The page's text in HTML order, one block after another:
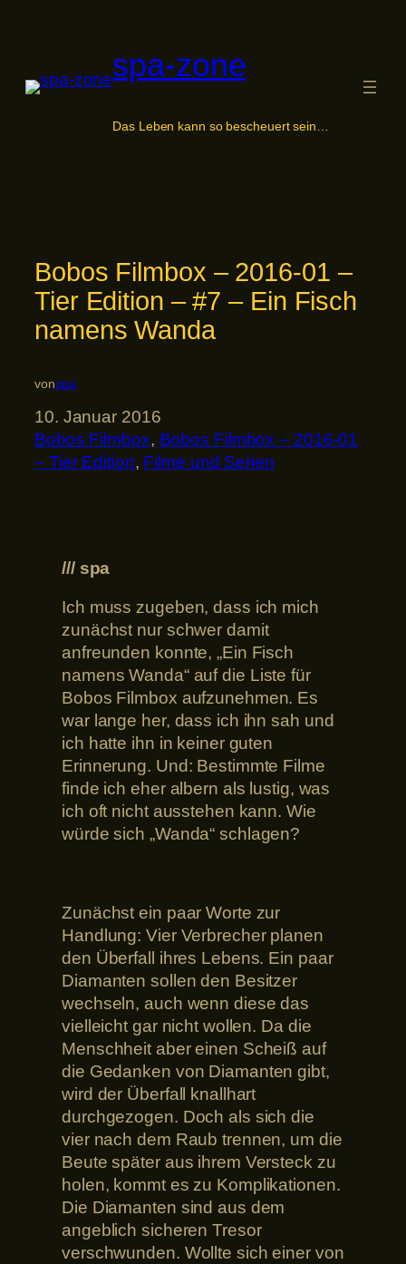
spa-zone
Das Leben kann so bescheuert sein…
Bobos Filmbox – 2016-01 –
Tier Edition – #7 – Ein Fisch
namens Wanda
vonspa
10. Januar 2016
Bobos Filmbox, Bobos Filmbox – 2016-01
– Tier Edition, Filme und Serien
/// spa
Ich muss zugeben, dass ich mich
zunächst nur schwer damit
anfreunden konnte, „Ein Fisch
namens Wanda“ auf die Liste für
Bobos Filmbox aufzunehmen. Es
war lange her, dass ich ihn sah und
ich hatte ihn in keiner guten
Erinnerung. Und: Bestimmte Filme
finde ich eher albern als lustig, was
ich oft nicht ausstehen kann. Wie
würde sich „Wanda“ schlagen?
Zunächst ein paar Worte zur
Handlung: Vier Verbrecher planen
den Überfall ihres Lebens. Ein paar
Diamanten sollen den Besitzer
wechseln, auch wenn diese das
vielleicht gar nicht wollen. Da die
Menschheit aber einen Scheiß auf
die Gedanken von Diamanten gibt,
wird der Überfall knallhart
durchgezogen. Doch als sich die
vier nach dem Raub trennen, um die
Beute später aus ihrem Versteck zu
holen, kommt es zu Komplikationen.
Die Diamanten sind aus dem
angeblich sicheren Tresor
verschwunden. Wollte sich einer von